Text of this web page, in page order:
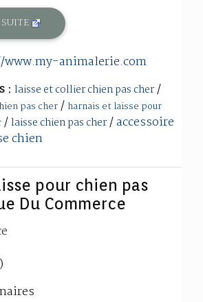
animalerie.com
: laisse et collier chien pas cher/
pas cher/ harnais et laisse pour
/laisse chien pas cher/accessoire
chien
pour chien pas
Du Commerce